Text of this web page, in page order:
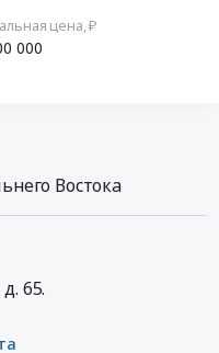
цена, ₽
000
Востока
65.